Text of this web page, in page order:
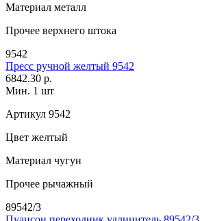
Материал металл
Прочее верхнего штока
9542
Пресс ручной желтый 9542
6842.30 р.
Мин. 1 шт
Артикул 9542
Цвет желтый
Материал чугун
Прочее рычажный
89542/3